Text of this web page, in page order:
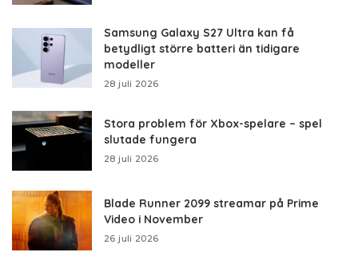
Samsung Galaxy S27 Ultra kan få
betydligt större batteri än tidigare
modeller
28 juli 2026
Stora problem för Xbox-spelare – spel
slutade fungera
28 juli 2026
Blade Runner 2099 streamar på Prime
Video i November
26 juli 2026